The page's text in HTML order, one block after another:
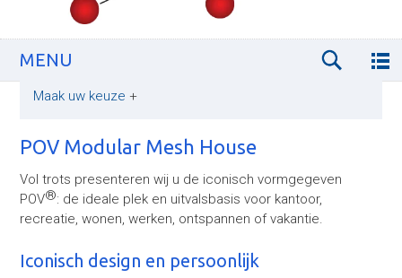
MENU
Maak uw keuze +
POV Modular Mesh House
Vol trots presenteren wij u de iconisch vormgegeven
POV®: de ideale plek en uitvalsbasis voor kantoor,
recreatie, wonen, werken, ontspannen of vakantie.
Iconisch design en persoonlijk